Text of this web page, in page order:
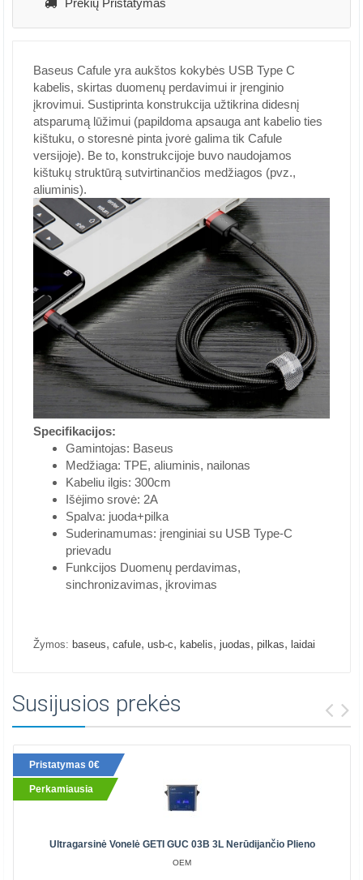
Prekių Pristatymas
Baseus Cafule yra aukštos kokybės USB Type C
kabelis, skirtas duomenų perdavimui ir įrenginio
įkrovimui. Sustiprinta konstrukcija užtikrina didesnį
atsparumą lūžimui (papildoma apsauga ant kabelio ties
kištuku, o storesnė pinta įvorė galima tik Cafule
versijoje). Be to, konstrukcijoje buvo naudojamos
kištukų struktūrą sutvirtinančios medžiagos (pvz.,
aliuminis).
Specifikacijos:
Gamintojas: Baseus
Medžiaga: TPE, aliuminis, nailonas
Kabeliu ilgis: 300cm
Išėjimo srovė: 2A
Spalva: juoda+pilka
Suderinamumas: įrenginiai su USB Type-C
prievadu
Funkcijos Duomenų perdavimas,
sinchronizavimas, įkrovimas
Žymos: baseus, cafule, usb-c, kabelis, juodas, pilkas, laidai
Susijusios prekės
Pristatymas 0€
Perkamiausia
Ultragarsinė Vonelė GETI GUC 03B 3L Nerūdijančio Plieno
OEM